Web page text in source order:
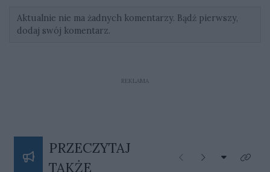
Aktualnie nie ma żadnych komentarzy. Bądź pierwszy,
dodaj swój komentarz.
REKLAMA
PRZECZYTAJ
TAKŻE
Poprzednie
Następne
Rozwiń
Kliknij